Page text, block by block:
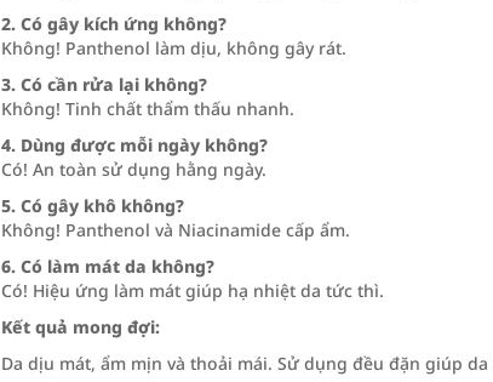
2. Có gây kích ứng không?
Không! Panthenol làm dịu, không gây rát.
3. Có cần rửa lại không?
Không! Tinh chất thẩm thấu nhanh.
4. Dùng được mỗi ngày không?
Có! An toàn sử dụng hằng ngày.
5. Có gây khô không?
Không! Panthenol và Niacinamide cấp ẩm.
6. Có làm mát da không?
Có! Hiệu ứng làm mát giúp hạ nhiệt da tức thì.
Kết quả mong đợi:
Da dịu mát, ẩm mịn và thoải mái. Sử dụng đều đặn giúp